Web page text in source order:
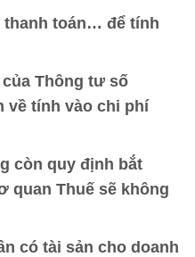
toán… để tính
Thông tư số
về tính vào chi phí
còn quy định bắt
quan Thuế sẽ không
có tài sản cho doanh